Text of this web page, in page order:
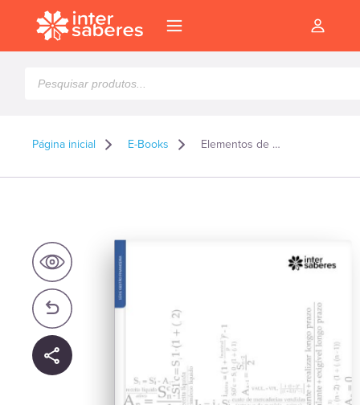
produtos
Página inicial E-Books Elementos de engenharia econômica – E-book